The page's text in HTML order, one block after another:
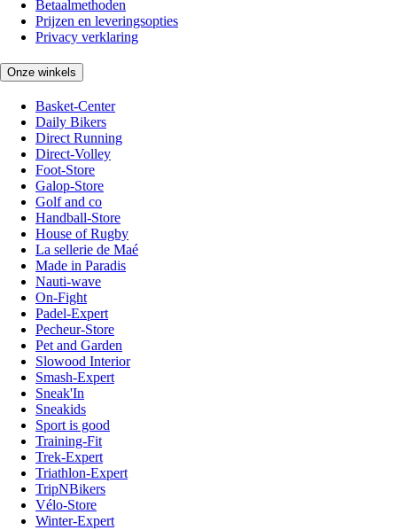
Betaalmethoden
Prijzen en leveringsopties
Privacy verklaring
Onze winkels
Basket-Center
Daily Bikers
Direct Running
Direct-Volley
Foot-Store
Galop-Store
Golf and co
Handball-Store
House of Rugby
La sellerie de Maé
Made in Paradis
Nauti-wave
On-Fight
Padel-Expert
Pecheur-Store
Pet and Garden
Slowood Interior
Smash-Expert
Sneak'In
Sneakids
Sport is good
Training-Fit
Trek-Expert
Triathlon-Expert
TripNBikers
Vélo-Store
Winter-Expert